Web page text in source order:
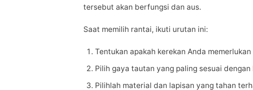
tersebut akan berfungsi dan aus.
Saat memilih rantai, ikuti urutan ini:
Tentukan apakah kerekan Anda
Pilih gaya tautan yang paling sesuai
Pilihlah material dan lapisan yang tahan